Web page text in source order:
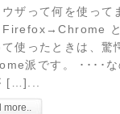
ウザって何を使って
と
使ったときは、驚
派です。 ････
[…]...
more..